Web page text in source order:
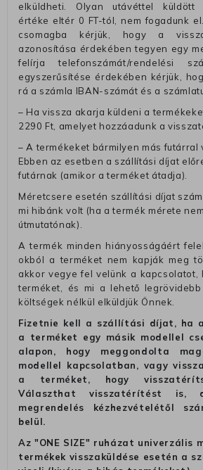
elküldheti. Olyan utávéttel küldött
értéke eltér 0 FT-tól, nem fogadunk
csomagba kérjük, hogy a
azonosítása érdekében tegyen egy
felírja telefonszámát/rendelési
egyszerűsítése érdekében kérjük,
rá a számla IBAN-számát és a
– Ha vissza akarja küldeni a
2290 Ft, amelyet hozzáadunk a
– A termékeket bármilyen más futárral
Ebben az esetben a szállítási díjat
futárnak (amikor a terméket átadja).
Méretcsere esetén szállítási díjat
mi hibánk volt (ha a termék mérete
útmutatónak).
A termék minden hiányosságáért
okból a terméket nem kapják meg
akkor vegye fel velünk a kapcsolatot,
terméket, és mi a lehető
költségek nélkül elküldjük Önnek.
Fizetnie kell a szállítási díjat, ha
a terméket egy másik modellel
alapon, hogy meggondolta
modellel kapcsolatban, vagy
a terméket, hogy
Választhat visszatérítést is,
megrendelés kézhezvételétől
belül.
Az "ONE SIZE" ruházat univerzális
termékek visszaküldése esetén a